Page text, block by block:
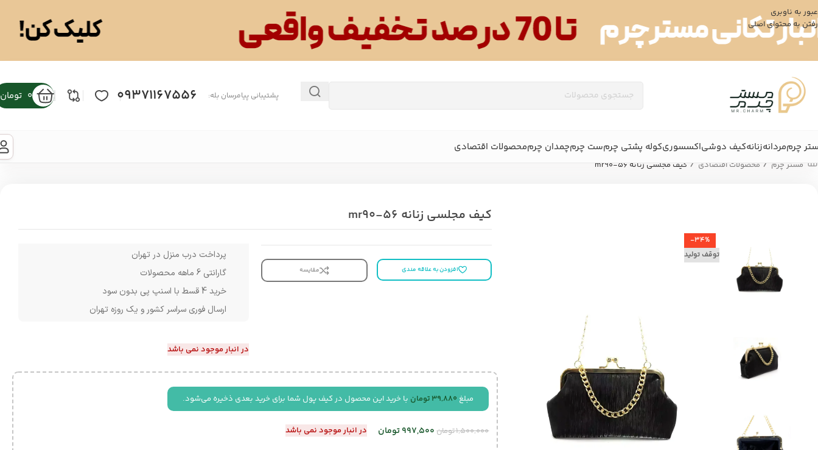
عبور به ناوبری
رفتن به محتوای اصلی
پشتیبانی پیامرسان بله: 09371167556
0 تومان
چرممردانهزنانهکیف دوشیاکسسوریکوله پشتی چرمست چرمچمدان چرممحصولات اقتصادی
مستر چرم / محصولات اقتصادی / کیف مجلسی زنانه mr90-56
-34%
توقف تولید
کیف مجلسی زنانه mr90-56
افزودن به علاقه مندی مقایسه
پرداخت درب منزل در تهران
گارانتی 6 ماهه محصولات
خرید 4 قسط با اسنپ پی بدون سود
ارسال فوری سراسر کشور و یک روزه تهران
در انبار موجود نمی باشد
مبلغ 39,880 تومان با خرید این محصول در کیف پول شما برای خرید بعدی ذخیره می‌شود.
1,500,000تومان 997,500تومان در انبار موجود نمی باشد